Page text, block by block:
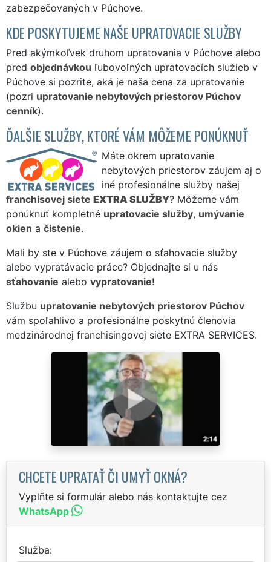
zabezpečovaných v Púchove.
KDE POSKYTUJEME NAŠE UPRATOVACIE SLUŽBY
Pred akýmkoľvek druhom upratovania v Púchove alebo
pred objednávkou ľubovoľných upratovacích služieb v
Púchove si pozrite, aká je naša cena za upratovanie
(pozri upratovanie nebytových priestorov Púchov
cenník).
ĎALŠIE SLUŽBY, KTORÉ VÁM MÔŽEME PONÚKNUŤ
Máte okrem upratovanie
nebytových priestorov záujem aj o
iné profesionálne služby našej
franchisovej siete EXTRA SLUŽBY? Môžeme vám
ponúknuť kompletné upratovacie služby, umývanie
okien a čistenie.
Mali by ste v Púchove záujem o sťahovacie služby
alebo vypratávacie práce? Objednajte si u nás
sťahovanie alebo vypratovanie!
Službu upratovanie nebytových priestorov Púchov
vám spoľahlivo a profesionálne poskytnú členovia
medzinárodnej franchisingovej siete EXTRA SERVICES.
CHCETE UPRATAŤ ČI UMYŤ OKNÁ?
Vyplňte si formulár alebo nás kontaktujte cez
WhatsApp
Služba